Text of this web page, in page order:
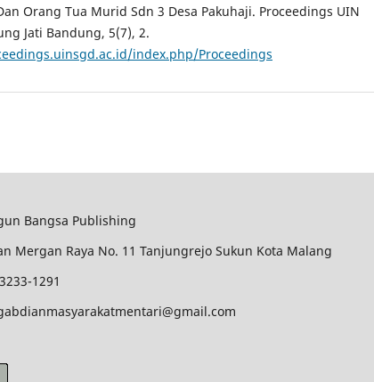
Orang Tua Murid Sdn 3 Desa Pakuhaji. Proceedings UIN
Jati Bandung, 5(7), 2.
index.php/Proceedings
Bangsa Publishing
Mergan Raya No. 11 Tanjungrejo Sukun Kota Malang
1291